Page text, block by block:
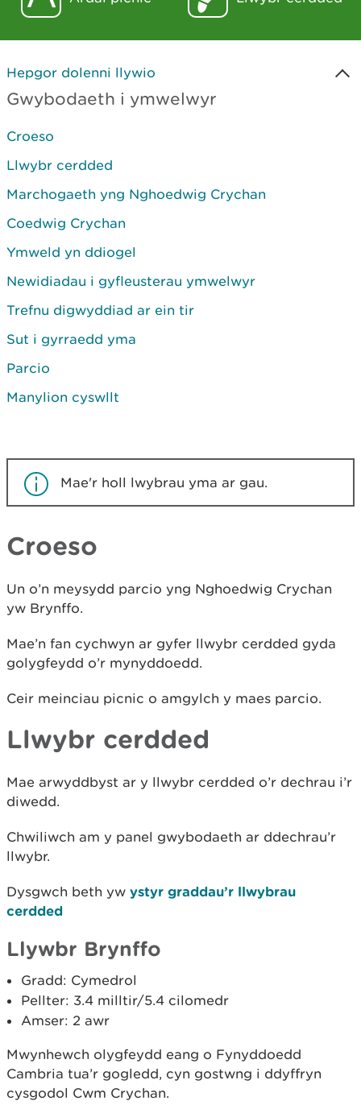
Hepgor dolenni llywio
Gwybodaeth i ymwelwyr
Croeso
Llwybr cerdded
Marchogaeth yng Nghoedwig Crychan
Coedwig Crychan
Ymweld yn ddiogel
Newidiadau i gyfleusterau ymwelwyr
Trefnu digwyddiad ar ein tir
Sut i gyrraedd yma
Parcio
Manylion cyswllt
Mae'r holl lwybrau yma ar gau.
Croeso
Un o’n meysydd parcio yng Nghoedwig Crychan
yw Brynffo.
Mae’n fan cychwyn ar gyfer llwybr cerdded gyda
golygfeydd o’r mynyddoedd.
Ceir meinciau picnic o amgylch y maes parcio.
Llwybr cerdded
Mae arwyddbyst ar y llwybr cerdded o’r dechrau i’r
diwedd.
Chwiliwch am y panel gwybodaeth ar ddechrau’r
llwybr.
Dysgwch beth yw ystyr graddau’r llwybrau
cerdded
Llywbr Brynffo
Gradd: Cymedrol
Pellter: 3.4 milltir/5.4 cilomedr
Amser: 2 awr
Mwynhewch olygfeydd eang o Fynyddoedd
Cambria tua’r gogledd, cyn gostwng i ddyffryn
cysgodol Cwm Crychan.